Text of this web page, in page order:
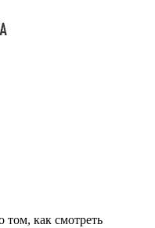
том, как смотреть